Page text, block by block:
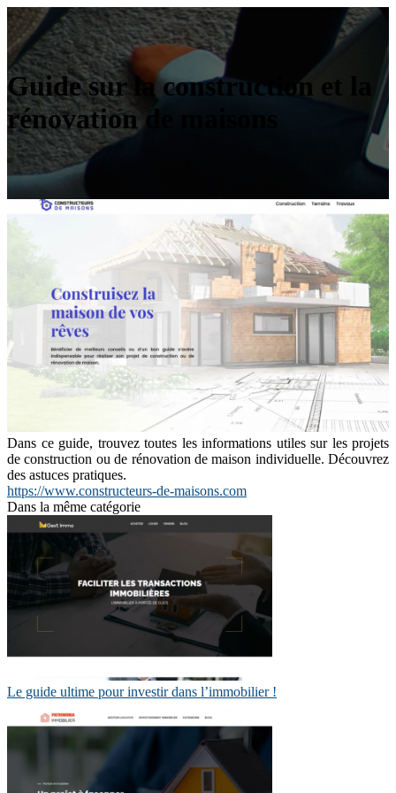
Guide sur la construction et la
rénovation de maisons
Dans ce guide, trouvez toutes les informations utiles sur les projets
de construction ou de rénovation de maison individuelle. Découvrez
des astuces pratiques.
https://www.constructeurs-de-maisons.com
Dans la même catégorie
Le guide ultime pour investir dans l’immobilier !